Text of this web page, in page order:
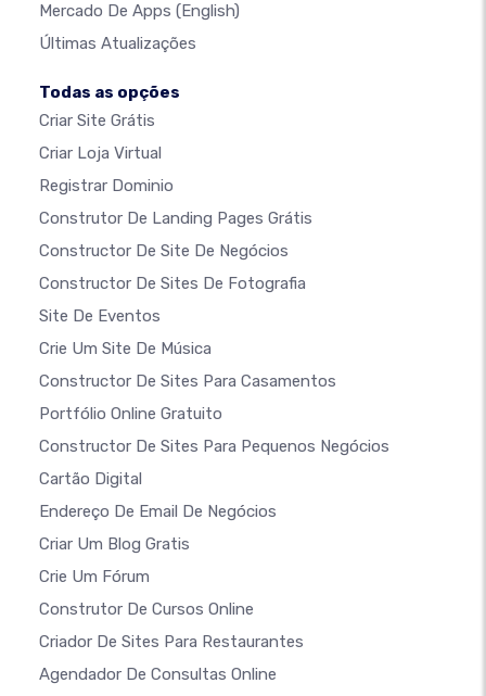
Mercado De Apps (English)
Últimas Atualizações
Todas as opções
Criar Site Grátis
Criar Loja Virtual
Registrar Dominio
Construtor De Landing Pages Grátis
Constructor De Site De Negócios
Constructor De Sites De Fotografia
Site De Eventos
Crie Um Site De Música
Constructor De Sites Para Casamentos
Portfólio Online Gratuito
Constructor De Sites Para Pequenos Negócios
Cartão Digital
Endereço De Email De Negócios
Criar Um Blog Gratis
Crie Um Fórum
Construtor De Cursos Online
Criador De Sites Para Restaurantes
Agendador De Consultas Online